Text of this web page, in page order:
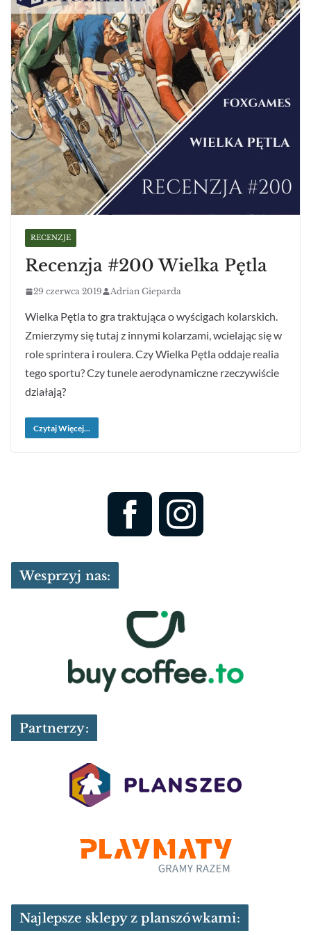
RECENZJE
Recenzja #200 Wielka Pętla
29 czerwca 2019 Adrian Gieparda
Wielka Pętla to gra traktująca o wyścigach kolarskich.
Zmierzymy się tutaj z innymi kolarzami, wcielając się w
role sprintera i roulera. Czy Wielka Pętla oddaje realia
tego sportu? Czy tunele aerodynamiczne rzeczywiście
działają?
Czytaj Więcej...
Wesprzyj nas:
Partnerzy:
Najlepsze sklepy z planszówkami: